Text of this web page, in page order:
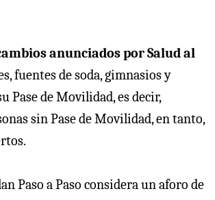
anunciados por Salud al
fuentes de soda, gimnasios y
Pase de Movilidad, es decir,
sin Pase de Movilidad, en tanto,
Paso a Paso considera un aforo de